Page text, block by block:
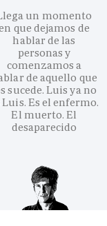
un momento
que dejamos de
hablar de las
personas y
comenzamos a
de aquello que
sucede. Luis ya no
Luis. Es el enfermo.
El muerto. El
desaparecido